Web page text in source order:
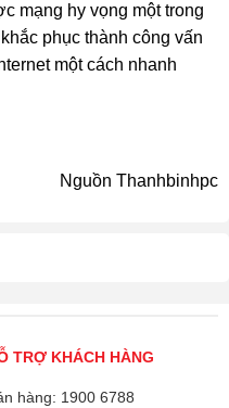
mạng hy vọng một trong
phục thành công vấn
một cách nhanh
Nguồn Thanhbinhpc
TRỢ KHÁCH HÀNG
hàng: 1900 6788